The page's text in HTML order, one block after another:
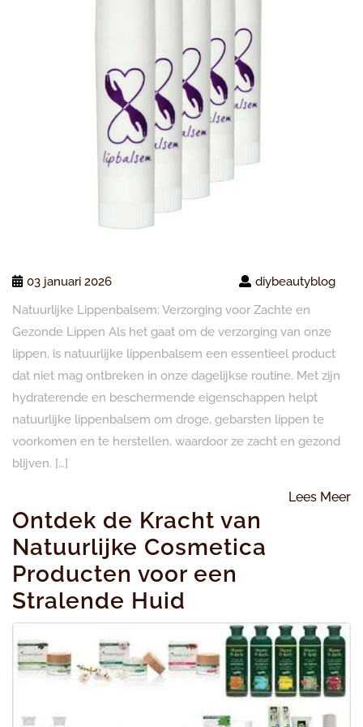
03 januari 2026
diybeautyblog
Natuurlijke Lippenbalsem: Verzorging voor Zachte en
Gezonde Lippen Als het gaat om de verzorging van onze
lippen, is natuurlijke lippenbalsem een essentieel product
dat niet mag ontbreken in onze dagelijkse routine. Met zijn
hydraterende en beschermende eigenschappen helpt
natuurlijke lippenbalsem om droge, gebarsten lippen te
voorkomen en te herstellen, waardoor ze zacht en gezond
blijven. […]
Lees Meer
Ontdek de Kracht van
Natuurlijke Cosmetica
Producten voor een
Stralende Huid